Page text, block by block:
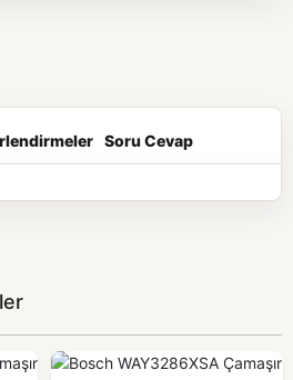
Soru Cevap